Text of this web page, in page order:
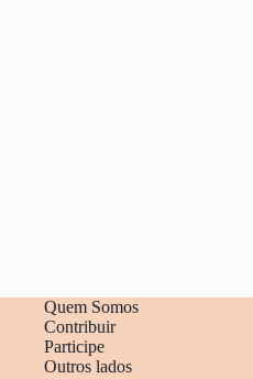
Quem Somos
Contribuir
Participe
Outros lados